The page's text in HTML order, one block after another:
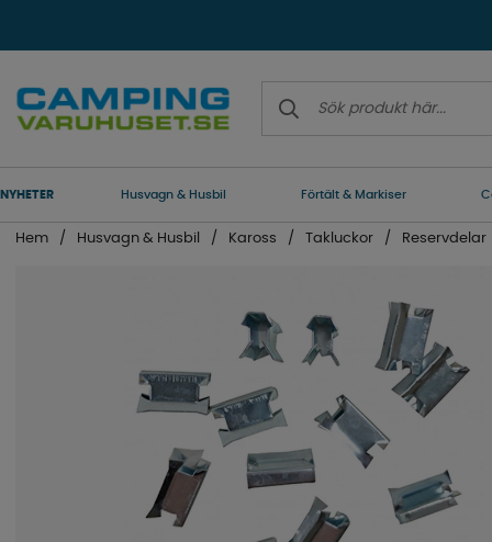
NYHETER Husvagn & Husbil Förtält & Markiser
Hem Husvagn & Husbil Kaross Takluckor Reservdelar